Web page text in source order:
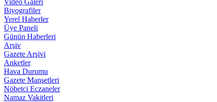
Biyografiler
Yerel Haberler
Üye Paneli
Günün Haberleri
Arşiv
Gazete Arşivi
Anketler
Hava Durumu
Gazete Manşetleri
Nöbetci Eczaneler
Namaz Vakitleri